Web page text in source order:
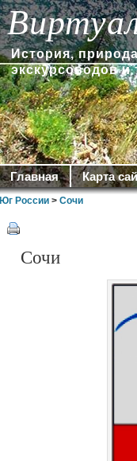
История,
экскурсоводов и
Главная Карта
Юг России > Сочи
Сочи